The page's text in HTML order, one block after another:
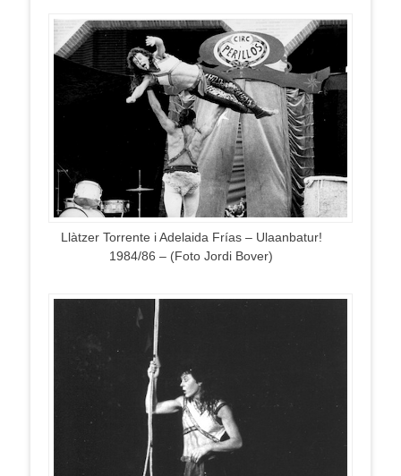
Llàtzer Torrente i Adelaida Frías – Ulaanbatur!
1984/86 – (Foto Jordi Bover)